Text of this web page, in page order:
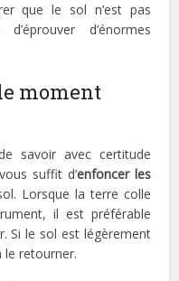
que le sol n’est pas
d’énormes
moment
savoir avec certitude
suffit d’enfoncer les
Lorsque la terre colle
il est préférable
Si le sol est légèrement
le retourner.